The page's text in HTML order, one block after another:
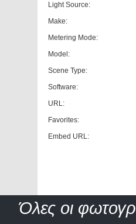
Light Source:
Make:
Metering Mode:
Model:
Scene Type:
Software:
URL:
Favorites:
Embed URL:
Όλες οι